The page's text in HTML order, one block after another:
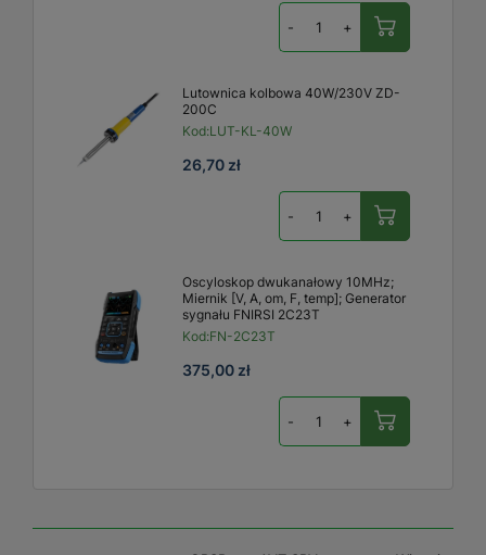
- +
Lutownica kolbowa 40W/230V ZD-
200C
Kod:LUT-KL-40W
26,70 zł
- +
Oscyloskop dwukanałowy 10MHz;
Miernik [V, A, om, F, temp]; Generator
sygnału FNIRSI 2C23T
Kod:FN-2C23T
375,00 zł
- +